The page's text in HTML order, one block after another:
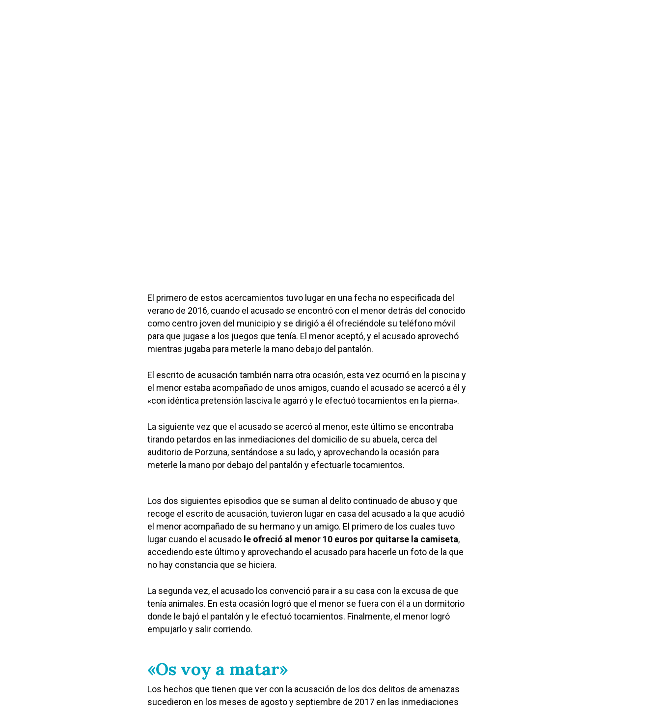
El primero de estos acercamientos tuvo lugar en una fecha no especificada del
verano de 2016, cuando el acusado se encontró con el menor detrás del conocido
como centro joven del municipio y se dirigió a él ofreciéndole su teléfono móvil
para que jugase a los juegos que tenía. El menor aceptó, y el acusado aprovechó
mientras jugaba para meterle la mano debajo del pantalón.
El escrito de acusación también narra otra ocasión, esta vez ocurrió en la piscina y
el menor estaba acompañado de unos amigos, cuando el acusado se acercó a él y
«con idéntica pretensión lasciva le agarró y le efectuó tocamientos en la pierna».
La siguiente vez que el acusado se acercó al menor, este último se encontraba
tirando petardos en las inmediaciones del domicilio de su abuela, cerca del
auditorio de Porzuna, sentándose a su lado, y aprovechando la ocasión para
meterle la mano por debajo del pantalón y efectuarle tocamientos.
Los dos siguientes episodios que se suman al delito continuado de abuso y que
recoge el escrito de acusación, tuvieron lugar en casa del acusado a la que acudió
el menor acompañado de su hermano y un amigo. El primero de los cuales tuvo
lugar cuando el acusado le ofreció al menor 10 euros por quitarse la camiseta,
accediendo este último y aprovechando el acusado para hacerle un foto de la que
no hay constancia que se hiciera.
La segunda vez, el acusado los convenció para ir a su casa con la excusa de que
tenía animales. En esta ocasión logró que el menor se fuera con él a un dormitorio
donde le bajó el pantalón y le efectuó tocamientos. Finalmente, el menor logró
empujarlo y salir corriendo.
«Os voy a matar»
Los hechos que tienen que ver con la acusación de los dos delitos de amenazas
sucedieron en los meses de agosto y septiembre de 2017 en las inmediaciones